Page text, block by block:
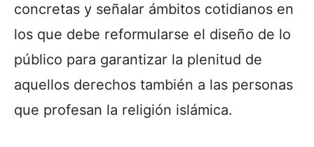
concretas y señalar ámbitos cotidianos en
los que debe reformularse el diseño de lo
público para garantizar la plenitud de
aquellos derechos también a las personas
que profesan la religión islámica.